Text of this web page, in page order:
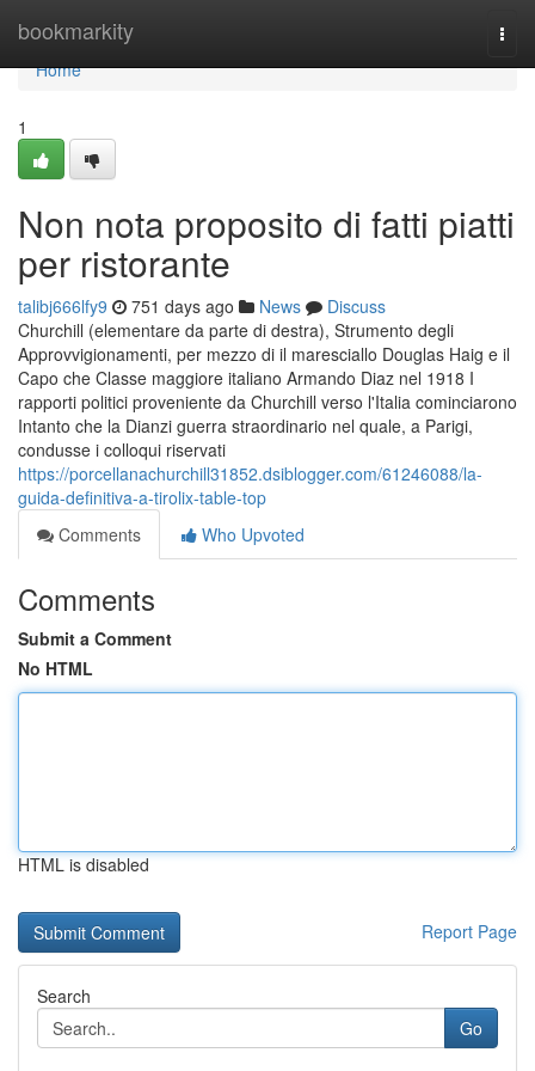
bookmarkity
Home
Home
1
Non nota proposito di fatti piatti
per ristorante
talibj666lfy9 751 days ago News
Discuss
Churchill (elementare da parte di destra), Strumento degli
Approvvigionamenti, per mezzo di il maresciallo Douglas Haig e il
Capo che Classe maggiore italiano Armando Diaz nel 1918 I
rapporti politici proveniente da Churchill verso l'Italia cominciarono
Intanto che la Dianzi guerra straordinario nel quale, a Parigi,
condusse i colloqui riservati
https://porcellanachurchill31852.dsiblogger.com/61246088/la-
guida-definitiva-a-tirolix-table-top
Comments
Who Upvoted
Comments
Submit a Comment
No HTML
HTML is disabled
Report Page
Search
Go